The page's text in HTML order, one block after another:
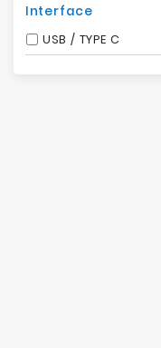
Interface
USB / TYPE C